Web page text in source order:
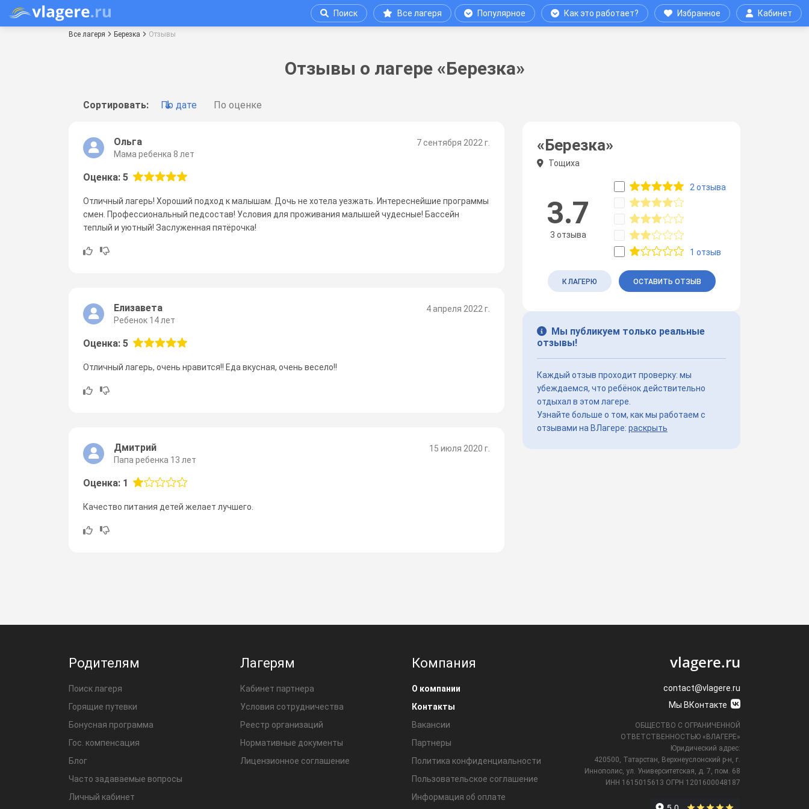
Поиск Все лагеря Популярное Как это работает? Избранное Кабинет
Все лагеря Березка Отзывы
Отзывы о лагере «Березка»
Сортировать: По дате По оценке
7 сентября 2022 г.
Ольга
Мама ребенка 8 лет
Оценка: 5
Отличный лагерь! Хороший подход к малышам. Дочь не хотела уезжать. Интереснейшие программы
смен. Профессиональный педсостав! Условия для проживания малышей чудесные! Бассейн
теплый и уютный! Заслуженная пятёрочка!
4 апреля 2022 г.
Елизавета
Ребенок 14 лет
Оценка: 5
Отличный лагерь, очень нравится!! Еда вкусная, очень весело!!
15 июля 2020 г.
Дмитрий
Папа ребенка 13 лет
Оценка: 1
Качество питания детей желает лучшего.
«Березка»
Тощиха
3.7
3 отзыва
2 отзыва
1 отзыв
К ЛАГЕРЮ ОСТАВИТЬ ОТЗЫВ
Мы публикуем только реальные
отзывы!
Каждый отзыв проходит проверку: мы
убеждаемся, что ребёнок действительно
отдыхал в этом лагере.
Узнайте больше о том, как мы работаем с
отзывами на ВЛагере: раскрыть
Родителям
Поиск лагеря
Горящие путевки
Бонусная программа
Гос. компенсация
Блог
Часто задаваемые вопросы
Личный кабинет
Лагерям
Кабинет партнера
Условия сотрудничества
Реестр организаций
Нормативные документы
Лицензионное соглашение
Компания
О компании
Контакты
Вакансии
Партнеры
Политика конфиденциальности
Пользовательское соглашение
Информация об оплате
vlagere.ru
contact@vlagere.ru
Мы ВКонтакте
ОБЩЕСТВО С ОГРАНИЧЕННОЙ
ОТВЕТСТВЕННОСТЬЮ «ВЛАГЕРЕ»
Юридический адрес:
420500, Татарстан, Верхнеуслонский р-н, г.
Иннополис, ул. Университетская,
д. 7, пом. 68
ИНН 1615015613 ОГРН 1201600048187